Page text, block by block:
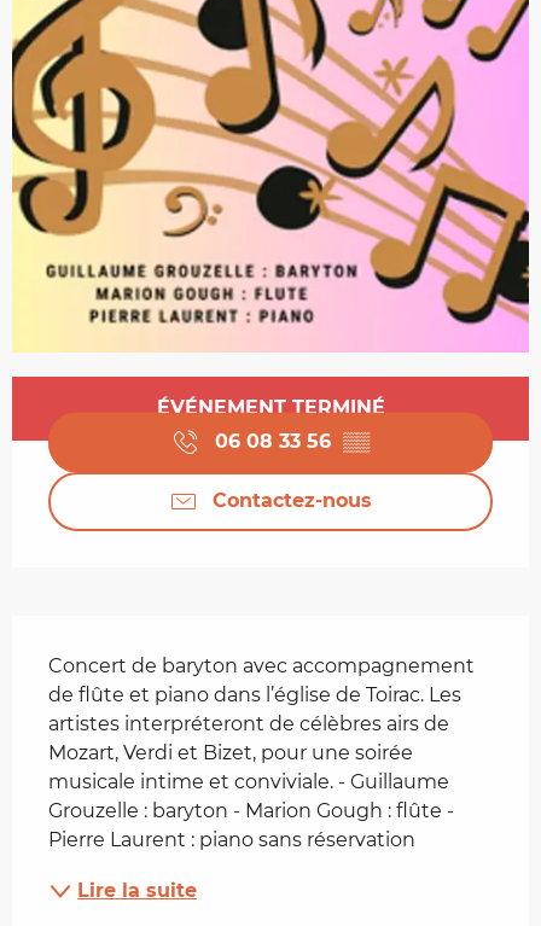
Ouverture et coordonnées
ÉVÉNEMENT TERMINÉ
06 08 33 56 ▒▒
Contactez-nous
Concert de baryton avec accompagnement
de flûte et piano dans l’église de Toirac. Les
artistes interpréteront de célèbres airs de
Mozart, Verdi et Bizet, pour une soirée
musicale intime et conviviale. - Guillaume
Grouzelle : baryton - Marion Gough : flûte -
Pierre Laurent : piano sans réservation
Lire la suite